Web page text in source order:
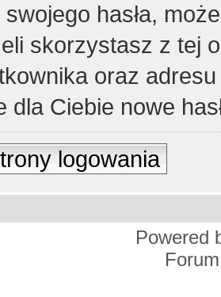
hasła,
skorzystasz z tej
oraz
dla Ciebie nowe
logowania
Powered